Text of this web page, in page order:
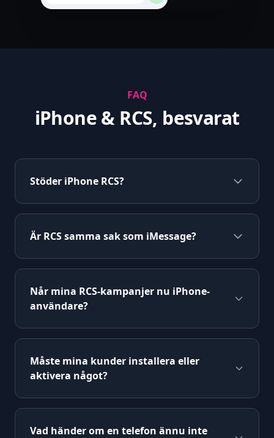
FAQ
iPhone & RCS, besvarat
Stöder iPhone RCS?
Är RCS samma sak som iMessage?
Når mina RCS-kampanjer nu iPhone-
användare?
Måste mina kunder installera eller
aktivera något?
Vad händer om en telefon ännu inte